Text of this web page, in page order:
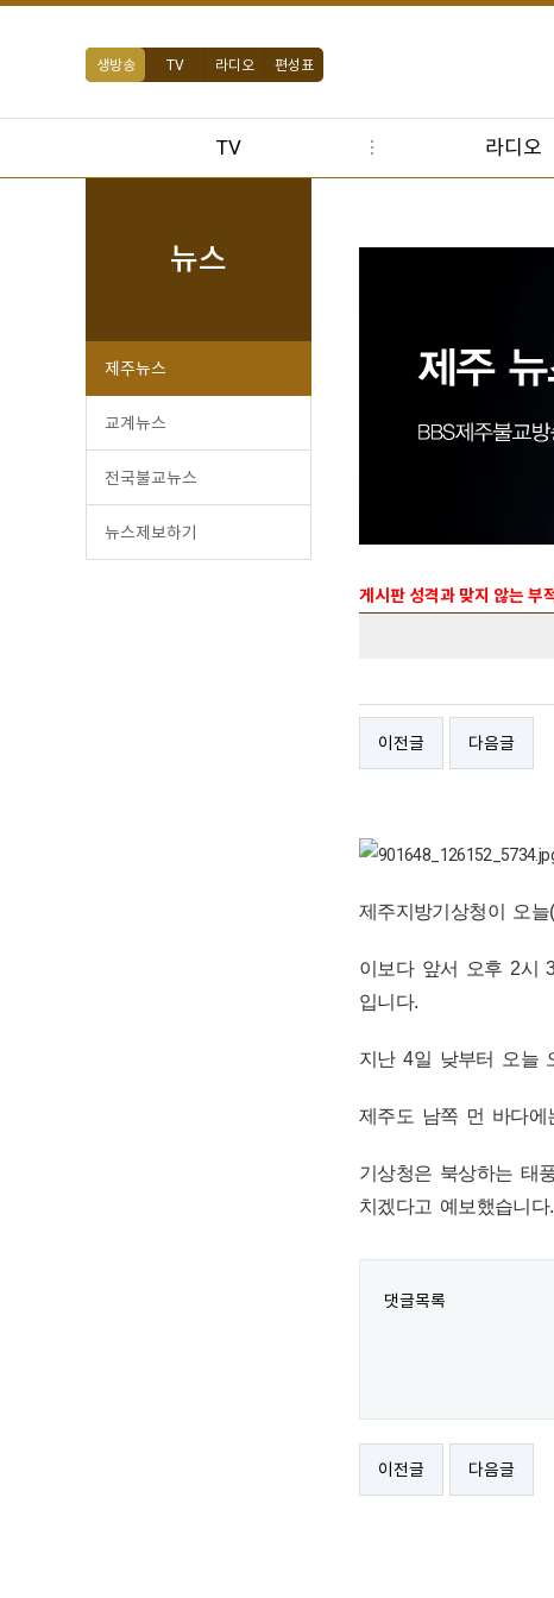
생방송 TV 라디오 편성표
TV 라디오
뉴스
제주뉴스
교계뉴스
전국불교뉴스
뉴스제보하기
게시판 성격과 맞지 않는 부
이전글 다음글
제주지방기상청이 오
이보다 앞서 오후 2시
입니다.
지난 4일 낮부터 오늘
제주도 남쪽 먼 바다에
기상청은 북상하는 태
치겠다고 예보했습니다.
댓글목록
이전글 다음글